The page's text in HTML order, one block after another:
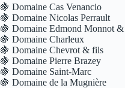
🍇 Domaine Cas Venancio
🍇 Domaine Nicolas Perrault
🍇 Domaine Edmond Monnot
🍇 Domaine Charleux
🍇 Domaine Chevrot & fils
🍇 Domaine Pierre Brazey
🍇 Domaine Saint-Marc
🍇 Domaine de la Mugnière